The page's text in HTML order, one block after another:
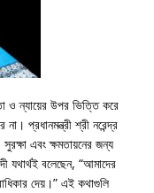
ও ন্যায়ের উপর ভিত্তি করে
প্রধানমন্ত্রী শ্রী নরেন্দ্র
সুরক্ষা এবং ক্ষমতায়নের জন্য
যথার্থই বলেছেন, “আমাদের
দেয়।” এই কথাগুলি